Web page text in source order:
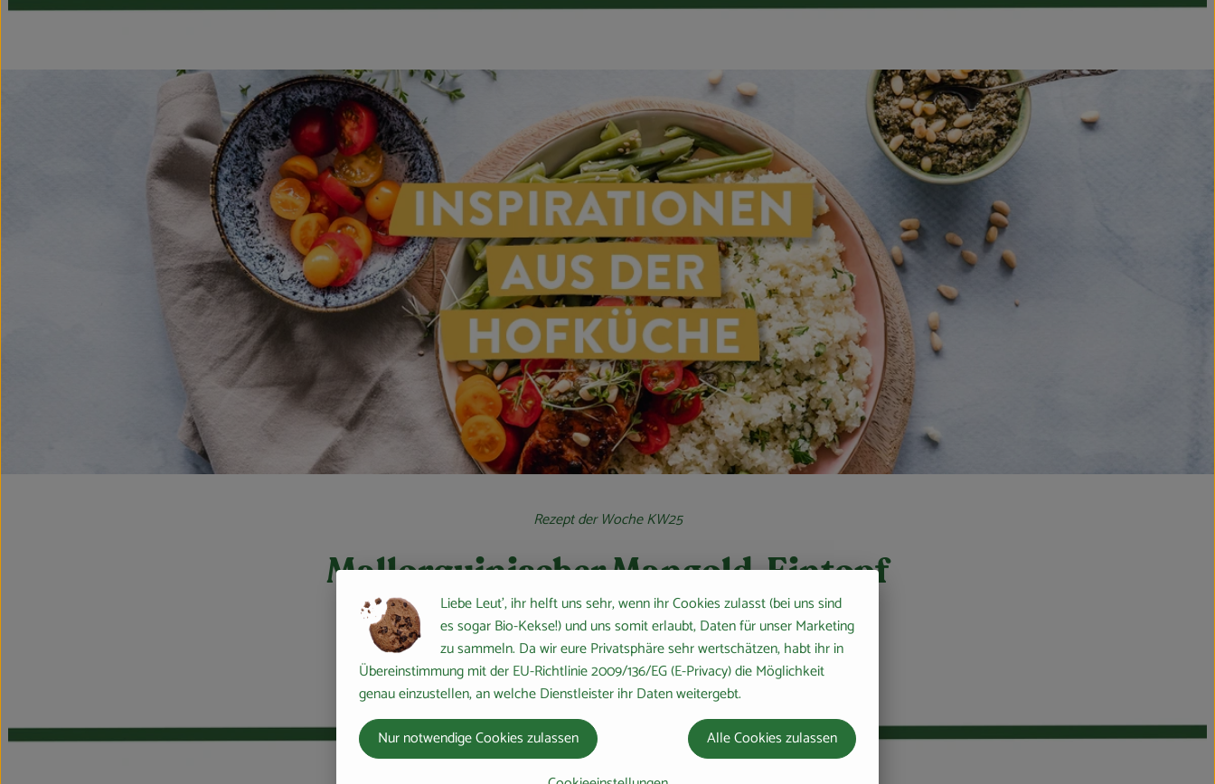
Rezept der Woche KW25
Mallorquinischer Mangold-Eintopf
Zu den Rezepten
Liebe Leut', ihr helft uns sehr, wenn ihr Cookies zulasst (bei uns sind
es sogar Bio-Kekse!) und uns somit erlaubt, Daten für unser Marketing
zu sammeln. Da wir eure Privatsphäre sehr wertschätzen, habt ihr in
Übereinstimmung mit der EU-Richtlinie 2009/136/EG (E-Privacy) die Möglichkeit
genau einzustellen, an welche Dienstleister ihr Daten weitergebt.
Nur notwendige Cookies zulassen Alle Cookies zulassen